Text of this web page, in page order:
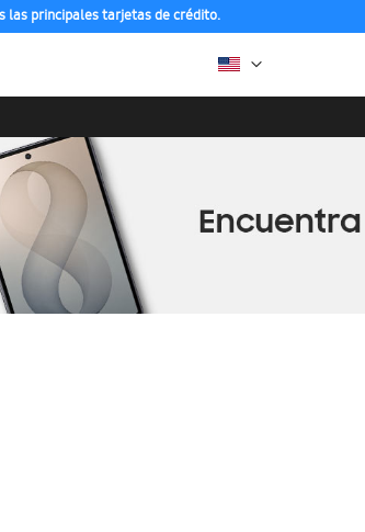
las principales tarjetas de crédito.